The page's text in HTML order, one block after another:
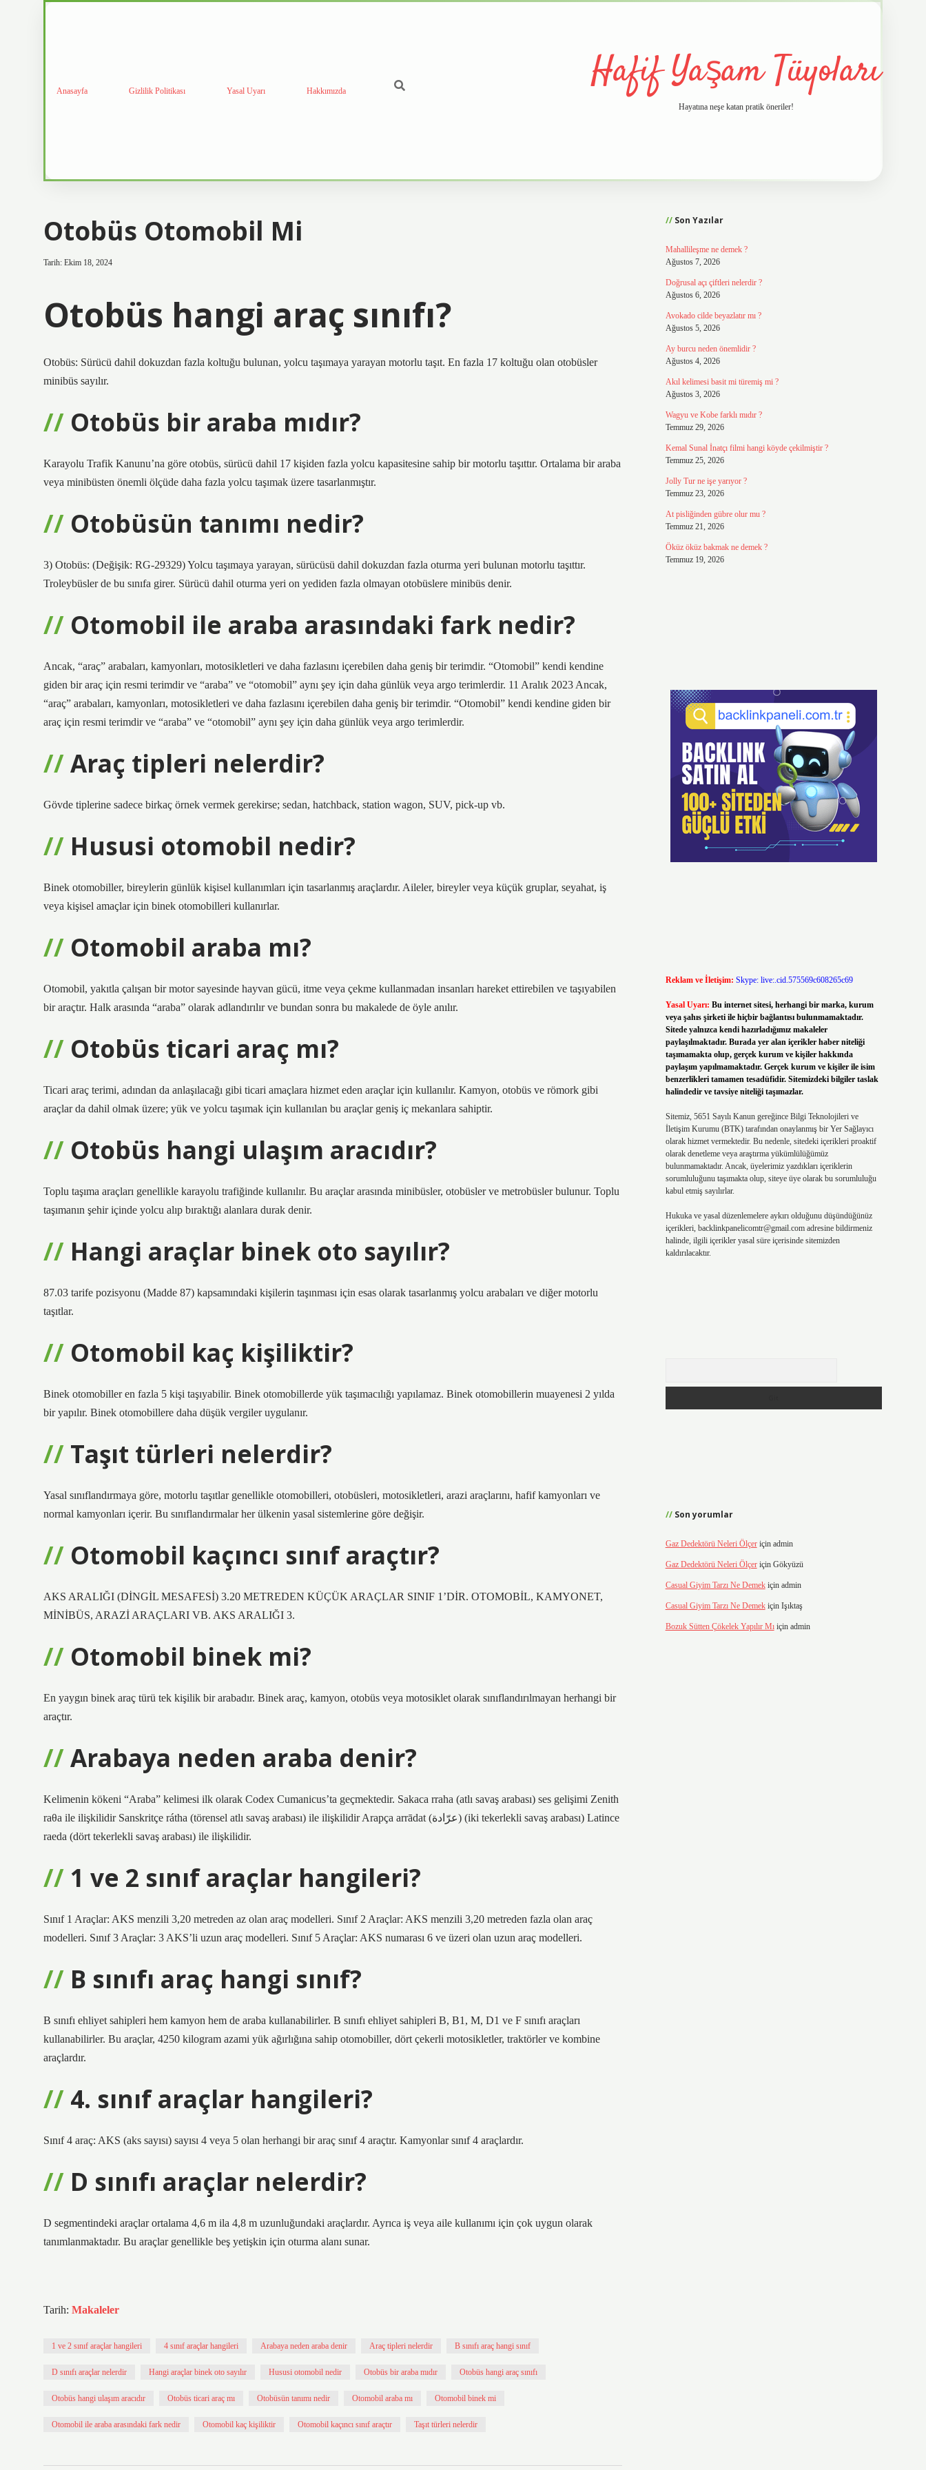
Anasayfa Gizlilik Politikası Yasal Uyarı Hakkımızda Hafif Yaşam Tüyoları
Hayatına neşe katan pratik öneriler!
Otobüs Otomobil Mi
Tarih: Ekim 18, 2024
Otobüs hangi araç sınıfı?
Otobüs: Sürücü dahil dokuzdan fazla koltuğu bulunan, yolcu taşımaya yarayan motorlu taşıt. En fazla 17 koltuğu olan otobüsler
minibüs sayılır.
Otobüs bir araba mıdır?
Karayolu Trafik Kanunu’na göre otobüs, sürücü dahil 17 kişiden fazla yolcu kapasitesine sahip bir motorlu taşıttır. Ortalama bir araba
veya minibüsten önemli ölçüde daha fazla yolcu taşımak üzere tasarlanmıştır.
Otobüsün tanımı nedir?
3) Otobüs: (Değişik: RG-29329) Yolcu taşımaya yarayan, sürücüsü dahil dokuzdan fazla oturma yeri bulunan motorlu taşıttır.
Troleybüsler de bu sınıfa girer. Sürücü dahil oturma yeri on yediden fazla olmayan otobüslere minibüs denir.
Otomobil ile araba arasındaki fark nedir?
Ancak, “araç” arabaları, kamyonları, motosikletleri ve daha fazlasını içerebilen daha geniş bir terimdir. “Otomobil” kendi kendine
giden bir araç için resmi terimdir ve “araba” ve “otomobil” aynı şey için daha günlük veya argo terimlerdir. 11 Aralık 2023 Ancak,
“araç” arabaları, kamyonları, motosikletleri ve daha fazlasını içerebilen daha geniş bir terimdir. “Otomobil” kendi kendine giden bir
araç için resmi terimdir ve “araba” ve “otomobil” aynı şey için daha günlük veya argo terimlerdir.
Araç tipleri nelerdir?
Gövde tiplerine sadece birkaç örnek vermek gerekirse; sedan, hatchback, station wagon, SUV, pick-up vb.
Hususi otomobil nedir?
Binek otomobiller, bireylerin günlük kişisel kullanımları için tasarlanmış araçlardır. Aileler, bireyler veya küçük gruplar, seyahat, iş
veya kişisel amaçlar için binek otomobilleri kullanırlar.
Otomobil araba mı?
Otomobil, yakıtla çalışan bir motor sayesinde hayvan gücü, itme veya çekme kullanmadan insanları hareket ettirebilen ve taşıyabilen
bir araçtır. Halk arasında “araba” olarak adlandırılır ve bundan sonra bu makalede de öyle anılır.
Otobüs ticari araç mı?
Ticari araç terimi, adından da anlaşılacağı gibi ticari amaçlara hizmet eden araçlar için kullanılır. Kamyon, otobüs ve römork gibi
araçlar da dahil olmak üzere; yük ve yolcu taşımak için kullanılan bu araçlar geniş iç mekanlara sahiptir.
Otobüs hangi ulaşım aracıdır?
Toplu taşıma araçları genellikle karayolu trafiğinde kullanılır. Bu araçlar arasında minibüsler, otobüsler ve metrobüsler bulunur. Toplu
taşımanın şehir içinde yolcu alıp bıraktığı alanlara durak denir.
Hangi araçlar binek oto sayılır?
87.03 tarife pozisyonu (Madde 87) kapsamındaki kişilerin taşınması için esas olarak tasarlanmış yolcu arabaları ve diğer motorlu
taşıtlar.
Otomobil kaç kişiliktir?
Binek otomobiller en fazla 5 kişi taşıyabilir. Binek otomobillerde yük taşımacılığı yapılamaz. Binek otomobillerin muayenesi 2 yılda
bir yapılır. Binek otomobillere daha düşük vergiler uygulanır.
Taşıt türleri nelerdir?
Yasal sınıflandırmaya göre, motorlu taşıtlar genellikle otomobilleri, otobüsleri, motosikletleri, arazi araçlarını, hafif kamyonları ve
normal kamyonları içerir. Bu sınıflandırmalar her ülkenin yasal sistemlerine göre değişir.
Otomobil kaçıncı sınıf araçtır?
AKS ARALIĞI (DİNGİL MESAFESİ) 3.20 METREDEN KÜÇÜK ARAÇLAR SINIF 1’DİR. OTOMOBİL, KAMYONET,
MİNİBÜS, ARAZİ ARAÇLARI VB. AKS ARALIĞI 3.
Otomobil binek mi?
En yaygın binek araç türü tek kişilik bir arabadır. Binek araç, kamyon, otobüs veya motosiklet olarak sınıflandırılmayan herhangi bir
araçtır.
Arabaya neden araba denir?
Kelimenin kökeni “Araba” kelimesi ilk olarak Codex Cumanicus’ta geçmektedir. Sakaca rraha (atlı savaş arabası) ses gelişimi Zenith
raθa ile ilişkilidir Sanskritçe rátha (törensel atlı savaş arabası) ile ilişkilidir Arapça arrādat (عرّادة) (iki tekerlekli savaş arabası) Latince
raeda (dört tekerlekli savaş arabası) ile ilişkilidir.
1 ve 2 sınıf araçlar hangileri?
Sınıf 1 Araçlar: AKS menzili 3,20 metreden az olan araç modelleri. Sınıf 2 Araçlar: AKS menzili 3,20 metreden fazla olan araç
modelleri. Sınıf 3 Araçlar: 3 AKS’li uzun araç modelleri. Sınıf 5 Araçlar: AKS numarası 6 ve üzeri olan uzun araç modelleri.
B sınıfı araç hangi sınıf?
B sınıfı ehliyet sahipleri hem kamyon hem de araba kullanabilirler. B sınıfı ehliyet sahipleri B, B1, M, D1 ve F sınıfı araçları
kullanabilirler. Bu araçlar, 4250 kilogram azami yük ağırlığına sahip otomobiller, dört çekerli motosikletler, traktörler ve kombine
araçlardır.
4. sınıf araçlar hangileri?
Sınıf 4 araç: AKS (aks sayısı) sayısı 4 veya 5 olan herhangi bir araç sınıf 4 araçtır. Kamyonlar sınıf 4 araçlardır.
D sınıfı araçlar nelerdir?
D segmentindeki araçlar ortalama 4,6 m ila 4,8 m uzunluğundaki araçlardır. Ayrıca iş veya aile kullanımı için çok uygun olarak
tanımlanmaktadır. Bu araçlar genellikle beş yetişkin için oturma alanı sunar.
Tarih: Makaleler
1 ve 2 sınıf araçlar hangileri 4 sınıf araçlar hangileri Arabaya neden araba denir Araç tipleri nelerdir B sınıfı araç hangi sınıf
D sınıfı araçlar nelerdir Hangi araçlar binek oto sayılır Hususi otomobil nedir Otobüs bir araba mıdır Otobüs hangi araç sınıfı
Otobüs hangi ulaşım aracıdır Otobüs ticari araç mı Otobüsün tanımı nedir Otomobil araba mı Otomobil binek mi
Otomobil ile araba arasındaki fark nedir Otomobil kaç kişiliktir Otomobil kaçıncı sınıf araçtır Taşıt türleri nelerdir
Son Yazılar
Mahallileşme ne demek ?
Ağustos 7, 2026
Doğrusal açı çiftleri nelerdir ?
Ağustos 6, 2026
Avokado cilde beyazlatır mı ?
Ağustos 5, 2026
Ay burcu neden önemlidir ?
Ağustos 4, 2026
Akıl kelimesi basit mi türemiş mi ?
Ağustos 3, 2026
Wagyu ve Kobe farklı mıdır ?
Temmuz 29, 2026
Kemal Sunal İnatçı filmi hangi köyde çekilmiştir ?
Temmuz 25, 2026
Jolly Tur ne işe yarıyor ?
Temmuz 23, 2026
At pisliğinden gübre olur mu ?
Temmuz 21, 2026
Öküz öküz bakmak ne demek ?
Temmuz 19, 2026
Reklam ve İletişim: Skype: live:.cid.575569c608265c69
Yasal Uyarı: Bu internet sitesi, herhangi bir marka, kurum
veya şahıs şirketi ile hiçbir bağlantısı bulunmamaktadır.
Sitede yalnızca kendi hazırladığımız makaleler
paylaşılmaktadır. Burada yer alan içerikler haber niteliği
taşımamakta olup, gerçek kurum ve kişiler hakkında
paylaşım yapılmamaktadır. Gerçek kurum ve kişiler ile isim
benzerlikleri tamamen tesadüfidir. Sitemizdeki bilgiler taslak
halindedir ve tavsiye niteliği taşımazlar.
Sitemiz, 5651 Sayılı Kanun gereğince Bilgi Teknolojileri ve
İletişim Kurumu (BTK) tarafından onaylanmış bir Yer Sağlayıcı
olarak hizmet vermektedir. Bu nedenle, sitedeki içerikleri proaktif
olarak denetleme veya araştırma yükümlülüğümüz
bulunmamaktadır. Ancak, üyelerimiz yazdıkları içeriklerin
sorumluluğunu taşımakta olup, siteye üye olarak bu sorumluluğu
kabul etmiş sayılırlar.
Hukuka ve yasal düzenlemelere aykırı olduğunu düşündüğünüz
içerikleri, backlinkpanelicomtr@gmail.comadresine bildirmeniz
halinde, ilgili içerikler yasal süre içerisinde sitemizden
kaldırılacaktır.
Son yorumlar
Gaz Dedektörü Neleri Ölçeriçin admin
Gaz Dedektörü Neleri Ölçeriçin Gökyüzü
Casual Giyim Tarzı Ne Demekiçin admin
Casual Giyim Tarzı Ne Demekiçin Işıktaş
Bozuk Sütten Çökelek Yapılır Mıiçin admin